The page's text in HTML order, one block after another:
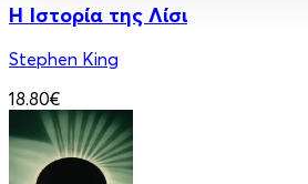
Η Ιστορία της Λίσι
Stephen King
18.80€